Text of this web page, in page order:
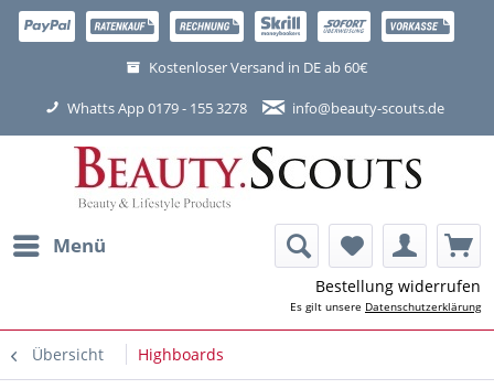
Kostenloser Versand in DE ab 60€
Whatts App 0179 - 155 3278 info@beauty-scouts.de
Menü
Bestellung widerrufen
Es gilt unsere Datenschutzerklärung
Übersicht Highboards